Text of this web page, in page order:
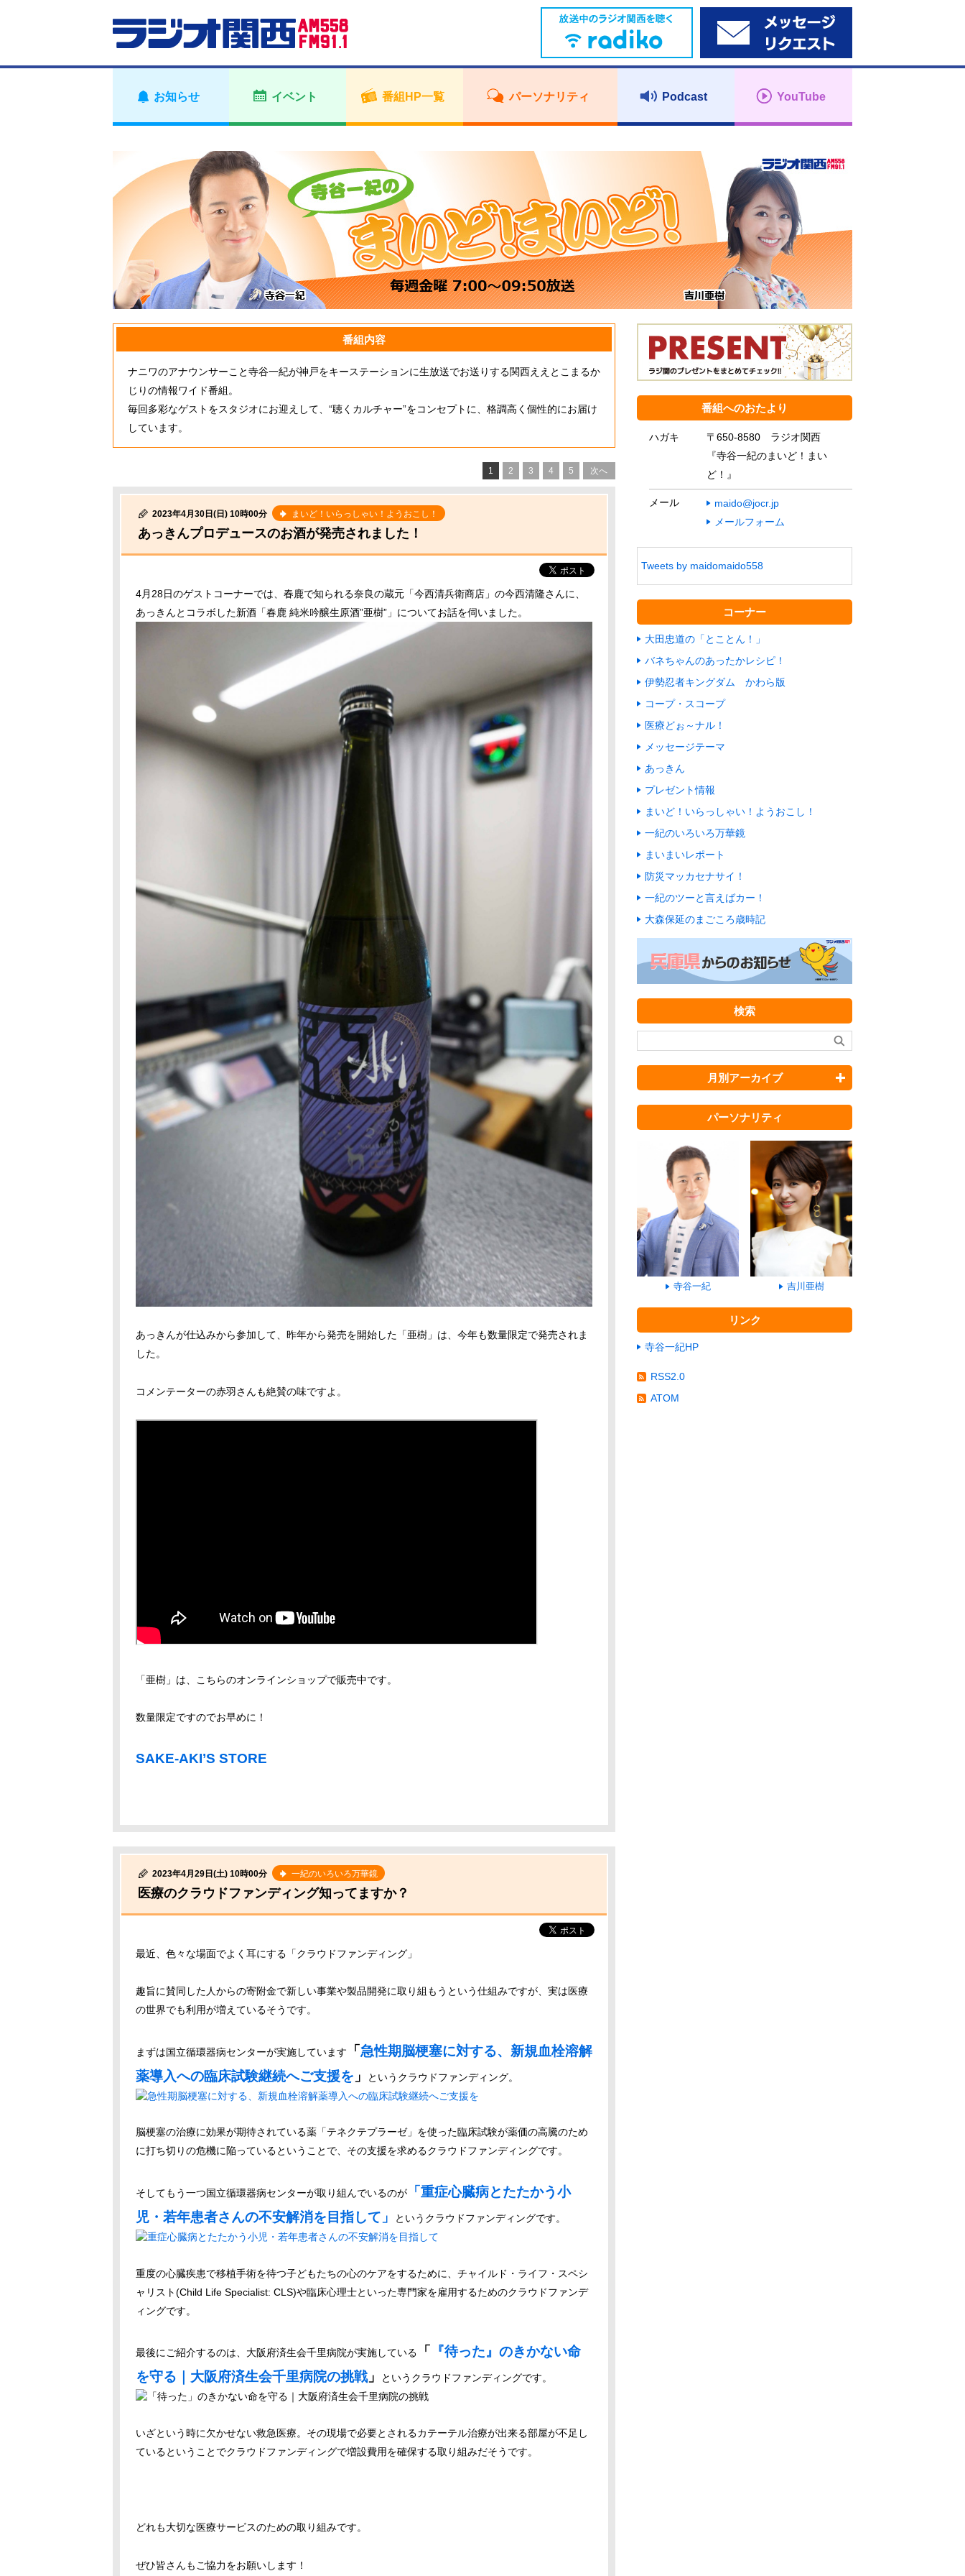
お知らせ イベント 番組HP一覧 パーソナリティ Podcast YouTube
番組内容
ナニワのアナウンサーこと寺谷一紀が神戸をキーステーションに生放送でお送りする関西ええとこまるか
じりの情報ワイド番組。
毎回多彩なゲストをスタジオにお迎えして、“聴くカルチャー”をコンセプトに、格調高く個性的にお届け
しています。
1 2 3 4 5 次へ
2023年4月30日(日) 10時00分 まいど！いらっしゃい！ようおこし！
あっきんプロデュースのお酒が発売されました！
4月28日のゲストコーナーでは、春鹿で知られる奈良の蔵元「今西清兵衛商店」の今西清隆さんに、
あっきんとコラボした新酒「春鹿 純米吟醸生原酒”亜樹”」についてお話を伺いました。
あっきんが仕込みから参加して、昨年から発売を開始した「亜樹」は、今年も数量限定で発売されま
した。
コメンテーターの赤羽さんも絶賛の味ですよ。
「亜樹」は、こちらのオンラインショップで販売中です。
数量限定ですのでお早めに！
SAKE-AKI’S STORE
2023年4月29日(土) 10時00分 一紀のいろいろ万華鏡
医療のクラウドファンディング知ってますか？
最近、色々な場面でよく耳にする「クラウドファンディング」
趣旨に賛同した人からの寄附金で新しい事業や製品開発に取り組もうという仕組みですが、実は医療
の世界でも利用が増えているそうです。
まずは国立循環器病センターが実施しています 「急性期脳梗塞に対する、新規血栓溶解
薬導入への臨床試験継続へご支援を 」 というクラウドファンディング。
脳梗塞の治療に効果が期待されている薬「テネクテプラーゼ」を使った臨床試験が薬価の高騰のため
に打ち切りの危機に陥っているということで、その支援を求めるクラウドファンディングです。
そしてもう一つ国立循環器病センターが取り組んでいるのが
「重症心臓病とたたかう小
児・若年患者さんの不安解消を目指して」
というクラウドファンディングです。
重度の心臓疾患で移植手術を待つ子どもたちの心のケアをするために、チャイルド・ライフ・スペシ
ャリスト(Child Life Specialist: CLS)や臨床心理士といった専門家を雇用するためのクラウドファンデ
ィングです。
最後にご紹介するのは、大阪府済生会千里病院が実施している 「
『待った』のきかない命
を守る｜大阪府済生会千里病院の挑戦」 というクラウドファンディングです。
いざという時に欠かせない救急医療。その現場で必要とされるカテーテル治療が出来る部屋が不足し
ているということでクラウドファンディングで増設費用を確保する取り組みだそうです。
どれも大切な医療サービスのための取り組みです。
ぜひ皆さんもご協力をお願いします！
番組へのおたより
ハガキ
〒650-8580 ラジオ関西
『寺谷一紀のまいど！まい
ど！』
メール
maido@jocr.jp
メールフォーム
Tweets by maidomaido558
コーナー
大田忠道の「とことん！」
バネちゃんのあったかレシピ！
伊勢忍者キングダム かわら版
コープ・スコープ
医療どぉ～ナル！
メッセージテーマ
あっきん
プレゼント情報
まいど！いらっしゃい！ようおこし！
一紀のいろいろ万華鏡
まいまいレポート
防災マッカセナサイ！
一紀のツーと言えばカー！
大森保延のまごころ歳時記
検索
月別アーカイブ
パーソナリティ
寺谷一紀 吉川亜樹
リンク
寺谷一紀HP
RSS2.0
ATOM